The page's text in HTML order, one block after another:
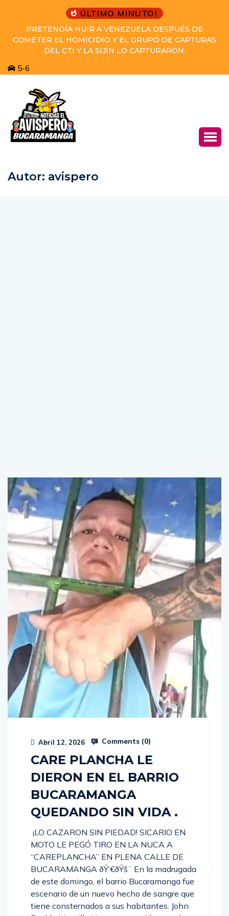
ÚLTIMO MINUTO!
PRETENDÍA HUIR A VENEZUELA DESPUÉS DE
COMETER EL HOMICIDIO Y EL GRUPO DE CAPTURAS
DEL CTI Y LA SIJIN LO CAPTURARON.
5-6
Autor: avispero
Abril 12, 2026 Comments (0)
CARE PLANCHA LE
DIERON EN EL BARRIO
BUCARAMANGA
QUEDANDO SIN VIDA .
¡LO CAZARON SIN PIEDAD! SICARIO EN
MOTO LE PEGÓ TIRO EN LA NUCA A
“CAREPLANCHA” EN PLENA CALLE DE
BUCARAMANGA ðŸ’€ðŸš¨ En la madrugada
de este domingo, el barrio Bucaramanga fue
escenario de un nuevo hecho de sangre que
tiene consternados a sus habitantes. John